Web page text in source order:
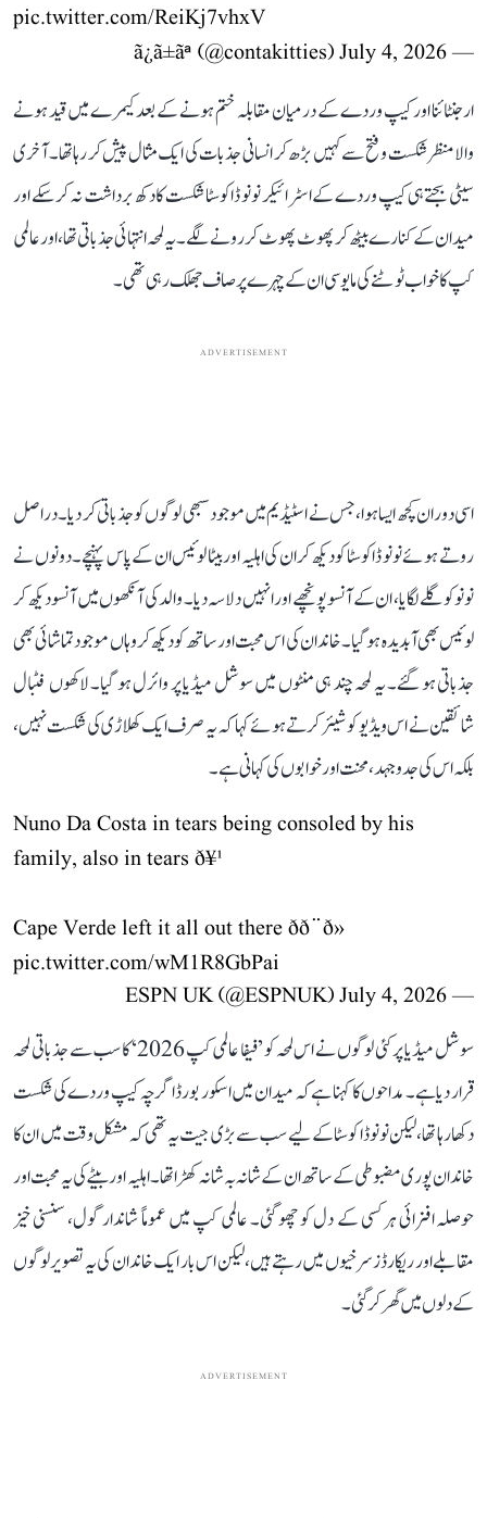
pic.twitter.com/ReiKj7vhxV
— ã¿ã±ãª (@contakitties)
July 4, 2026
ارجنٹائنا اور کیپ وردے کے درمیان مقابلہ ختم ہونے کے بعد کیمرے میں قید ہونے
والا منظر شکست و فتح سے کہیں بڑھ کر انسانی جذبات کی ایک مثال پیش کر رہا تھا۔ آخری
سیٹی بجتے ہی کیپ وردے کے اسٹرائیکر نونو ڈا کوسٹا شکست کا دکھ برداشت نہ کر سکے اور
میدان کے کنارے بیٹھ کر پھوٹ پھوٹ کر رونے لگے۔ یہ لمحہ انتہائی جذباتی تھا، اور عالمی
کپ کا خواب ٹوٹنے کی مایوسی ان کے چہرے پر صاف جھلک رہی تھی۔
ADVERTISEMENT
اسی دوران کچھ ایسا ہوا، جس نے اسٹیڈیم میں موجود سبھی لوگوں کو جذباتی کر دیا۔ دراصل
روتے ہوئے نونو ڈا کوسٹا کو دیکھ کر ان کی اہلیہ اور بیٹا لوئیس ان کے پاس پہنچے۔ دونوں نے
نونو کو گلے لگایا، ان کے آنسو پونچھے اور انہیں دلاسہ دیا۔ والد کی آنکھوں میں آنسو دیکھ کر
لوئیس بھی آبدیدہ ہو گیا۔ خاندان کی اس محبت اور ساتھ کو دیکھ کر وہاں موجود تماشائی بھی
جذباتی ہو گئے۔ یہ لمحہ چند ہی منٹوں میں سوشل میڈیا پر وائرل ہو گیا۔ لاکھوں فٹبال
شائقین نے اس ویڈیو کو شیئر کرتے ہوئے کہا کہ یہ صرف ایک کھلاڑی کی شکست نہیں،
بلکہ اس کی جدوجہد، محنت اور خوابوں کی کہانی ہے۔
Nuno Da Costa in tears being consoled by his
family, also in tears ð¥¹
Cape Verde left it all out there ðð¨ð»
pic.twitter.com/wM1R8GbPai
— ESPN UK (@ESPNUK)
July 4, 2026
سوشل میڈیا پر کئی لوگوں نے اس لمحہ کو ’فیفا عالمی کپ 2026‘ کا سب سے جذباتی لمحہ
قرار دیا ہے۔ مداحوں کا کہنا ہے کہ میدان میں اسکور بورڈ اگرچہ کیپ وردے کی شکست
دکھا رہا تھا، لیکن نونو ڈا کوسٹا کے لیے سب سے بڑی جیت یہ تھی کہ مشکل وقت میں ان کا
خاندان پوری مضبوطی کے ساتھ ان کے شانہ بہ شانہ کھڑا تھا۔ اہلیہ اور بیٹے کی یہ محبت اور
حوصلہ افزائی ہر کسی کے دل کو چھو گئی۔ عالمی کپ میں عموماً شاندار گول، سنسنی خیز
مقابلے اور ریکارڈز سرخیوں میں رہتے ہیں، لیکن اس بار ایک خاندان کی یہ تصویر لوگوں
کے دلوں میں گھر کر گئی۔
ADVERTISEMENT